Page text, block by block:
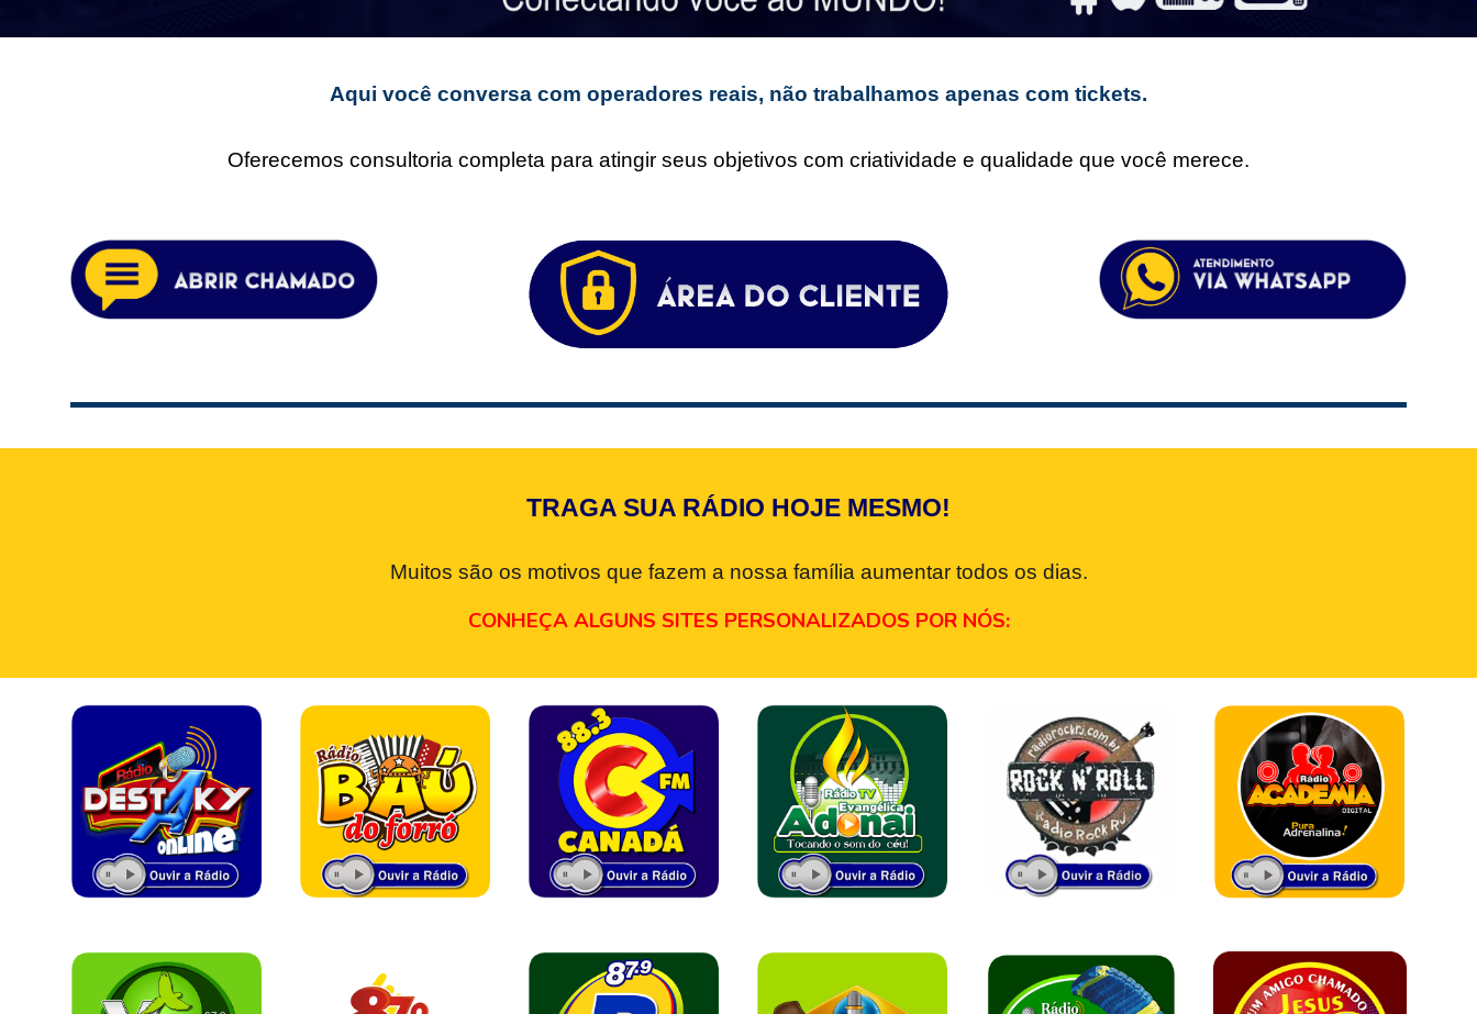
Aqui você conversa com operadores reais, não trabalhamos apenas com tickets.
Oferecemos consultoria completa para atingir seus objetivos com criatividade e qualidade que você merece.
TRAGA SUA RÁDIO HOJE MESMO!
Muitos são os motivos que fazem a nossa família aumentar todos os dias.
CONHEÇA ALGUNS SITES PERSONALIZADOS POR NÓS: